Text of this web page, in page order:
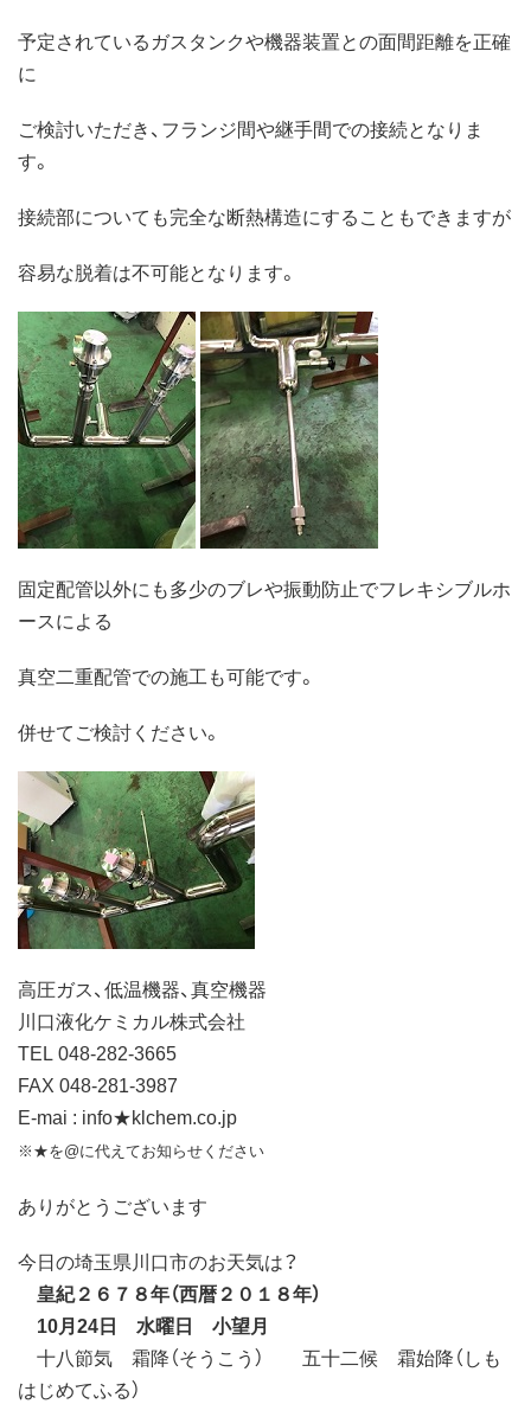
予定されているガスタンクや機器装置との面間距離を正確
に
ご検討いただき、フランジ間や継手間での接続となりま
す。
接続部についても完全な断熱構造にすることもできますが
容易な脱着は不可能となります。
固定配管以外にも多少のブレや振動防止でフレキシブルホ
ースによる
真空二重配管での施工も可能です。
併せてご検討ください。
高圧ガス、低温機器、真空機器
川口液化ケミカル株式会社
TEL 048-282-3665
FAX 048-281-3987
E-mai : info★klchem.co.jp
※★を@に代えてお知らせください
ありがとうございます
今日の埼玉県川口市のお天気は？
皇紀２６７８年（西暦２０１８年）
10月24日 水曜日 小望月
十八節気 霜降（そうこう） 五十二候 霜始降（しも
はじめてふる）